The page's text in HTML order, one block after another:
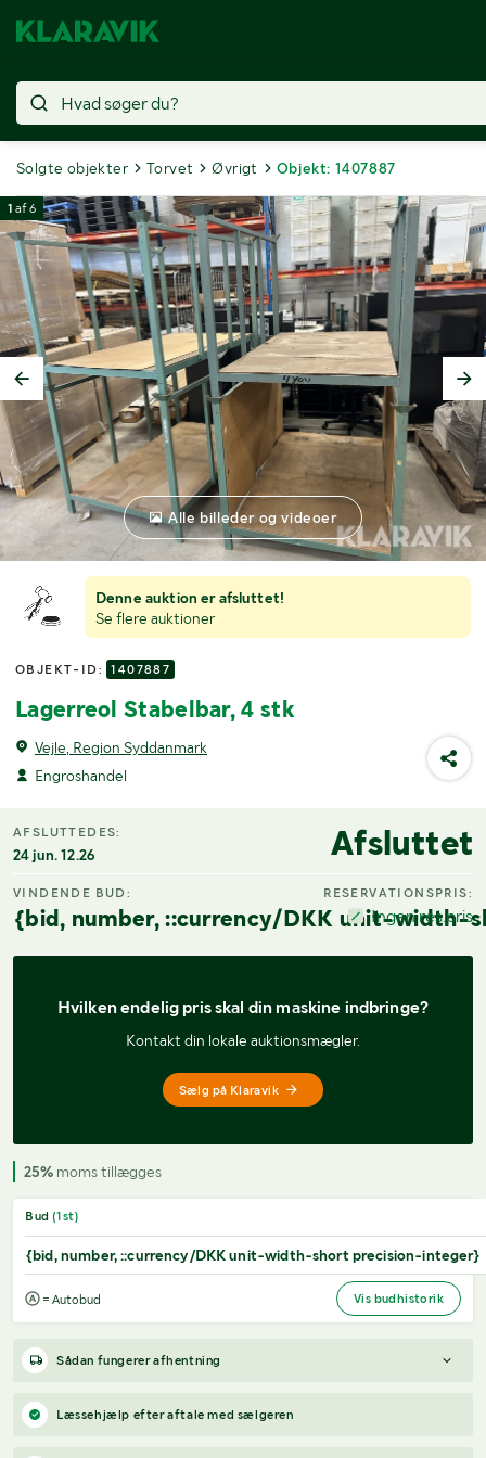
Solgte objekter Torvet Øvrigt Objekt: 1407887
Denne auktion er afsluttet!
Se flere auktioner
OBJEKT-ID: 1407887
Lagerreol Stabelbar, 4 stk
Vejle, Region Syddanmark
Engroshandel
1 af6
Alle billeder og videoer
AFSLUTTEDES:
24 jun. 12.26 Afsluttet
VINDENDE BUD:
{bid, number, ::currency/DKK unit-width-
RESERVATIONSPRIS:
Ingen res.pris
Hvilken endelig pris skal din maskine indbringe?
Kontakt din lokale auktionsmægler.
Sælg på Klaravik
25% moms tillægges
Bud (1st)
{bid, number, ::currency/DKK unit-width-short precision-integer}
= Autobud Vis budhistorik
Sådan fungerer afhentning
Varen forbliver hos sælgeren, indtil køberen har betalt for
varen. Når betalingen er modtaget, får køberen adgang til
sælgers kontaktoplysninger og kan aftale afhentning (inden for
Læssehjælp efter aftale med sælgeren